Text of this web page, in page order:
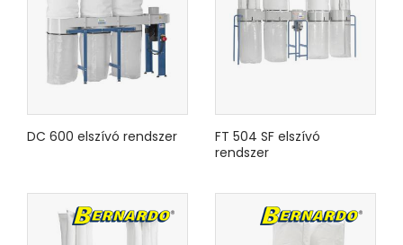
DC 600 elszívó rendszer
FT 504 SF elszívó
rendszer